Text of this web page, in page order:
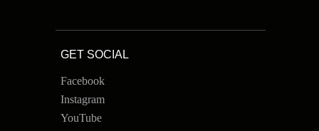
GET SOCIAL
Facebook
Instagram
YouTube